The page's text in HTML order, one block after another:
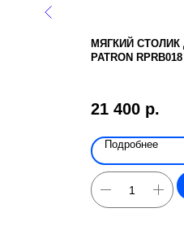
МЯГКИЙ
PATRON RPRB018
21 400 р.
Подробнее